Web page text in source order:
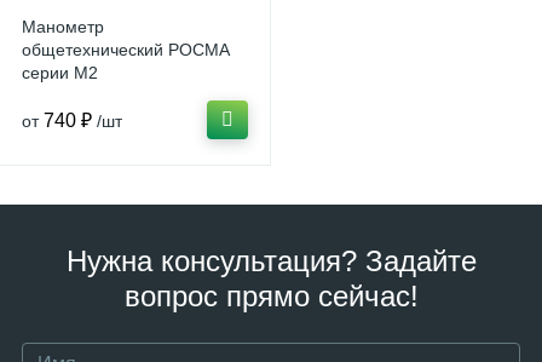
Манометр
общетехнический РОСМА
серии М2
от 740 ₽ /шт
Нужна консультация? Задайте
вопрос прямо сейчас!